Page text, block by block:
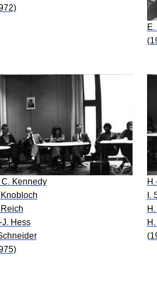
C. Kennedy
Knobloch
Reich
J. Hess
I.